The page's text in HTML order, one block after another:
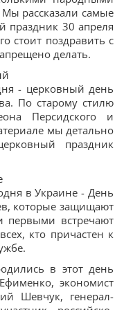
рассказали самые
праздник 30 апреля
стоит поздравить с
делать.
- церковный день
По старому стилю
Персидского и
мы детально
праздник
в Украине - День
которые защищают
первыми встречают
кто причастен к
в этот день
экономист
Шевчук, генерал-